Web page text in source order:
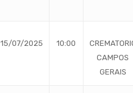
15/07/2025 10:00
CAMPOS
GERAIS